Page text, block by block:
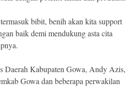
bibit, benih akan kita support
baik demi mendukung asta cita
Daerah Kabupaten Gowa, Andy Azis,
Gowa dan beberapa perwakilan